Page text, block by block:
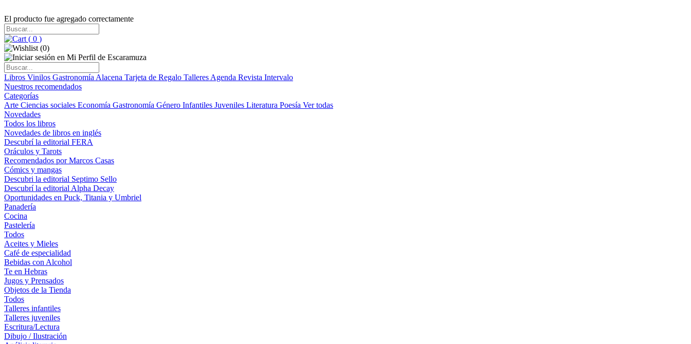
El producto fue agregado correctamente
( 0 )
(0)
Libros Vinilos Gastronomía Alacena Tarjeta de Regalo Talleres Agenda Revista Intervalo
Nuestros recomendados
Categorías
Arte Ciencias sociales Economía Gastronomía Género Infantiles Juveniles Literatura Poesía Ver todas
Novedades
Todos los libros
Novedades de libros en inglés
Descubrí la editorial FERA
Oráculos y Tarots
Recomendados por Marcos Casas
Cómics y mangas
Descubri la editorial Septimo Sello
Descubrí la editorial Alpha Decay
Oportunidades en Puck, Titania y Umbriel
Panadería
Cocina
Pastelería
Todos
Aceites y Mieles
Café de especialidad
Bebidas con Alcohol
Te en Hebras
Jugos y Prensados
Objetos de la Tienda
Todos
Talleres infantiles
Talleres juveniles
Escritura/Lectura
Dibujo / Ilustración